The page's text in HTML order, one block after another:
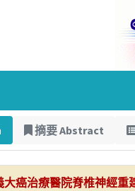
摘要 Abstract
大癌治療醫院脊椎神經重